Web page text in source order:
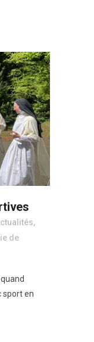
,
de
sport en